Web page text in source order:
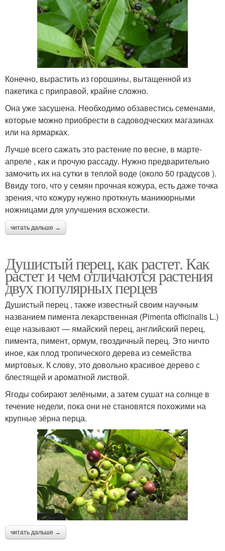
Конечно, вырастить из горошины, вытащенной из
пакетика с приправой, крайне сложно.
Она уже засушена. Необходимо обзавестись семенами,
которые можно приобрести в садоводческих магазинах
или на ярмарках.
Лучше всего сажать это растение по весне, в марте-
апреле , как и прочую рассаду. Нужно предварительно
замочить их на сутки в теплой воде (около 50 градусов ).
Ввиду того, что у семян прочная кожура, есть даже точка
зрения, что кожуру нужно проткнуть маникюрными
ножницами для улучшения всхожести.
читать дальше →
Душистый перец, как растет. Как
растет и чем отличаются растения
двух популярных перцев
Душистый перец , также известный своим научным
названием пимента лекарственная (Pimenta officinalis L.)
еще называют — ямайский перец, английский перец,
пимента, пимент, ормум, гвоздичный перец. Это ничто
иное, как плод тропического дерева из семейства
миртовых. К слову, это довольно красивое дерево с
блестящей и ароматной листвой.
Ягоды собирают зелёными, а затем сушат на солнце в
течение недели, пока они не становятся похожими на
крупные зёрна перца.
читать дальше →